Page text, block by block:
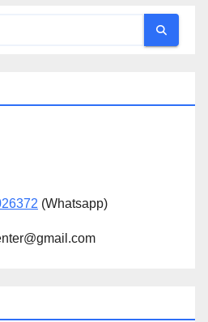
(Whatsapp)